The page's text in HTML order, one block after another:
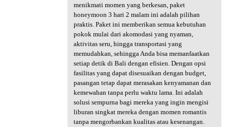
menikmati momen yang berkesan, paket
honeymoon 3 hari 2 malam ini adalah pilihan
praktis. Paket ini memberikan semua kebutuhan
pokok mulai dari akomodasi yang nyaman,
aktivitas seru, hingga transportasi yang
memudahkan, sehingga Anda bisa memanfaatkan
setiap detik di Bali dengan efisien. Dengan opsi
fasilitas yang dapat disesuaikan dengan budget,
pasangan tetap dapat merasakan kenyamanan dan
kemewahan tanpa perlu waktu lama. Ini adalah
solusi sempurna bagi mereka yang ingin mengisi
liburan singkat mereka dengan momen romantis
tanpa mengorbankan kualitas atau kesenangan.